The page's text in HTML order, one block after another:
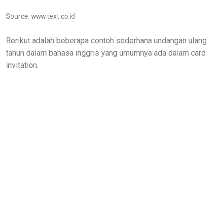
Source: www.text.co.id
Berikut adalah beberapa contoh sederhana undangan ulang
tahun dalam bahasa inggris yang umumnya ada dalam card
invitation.